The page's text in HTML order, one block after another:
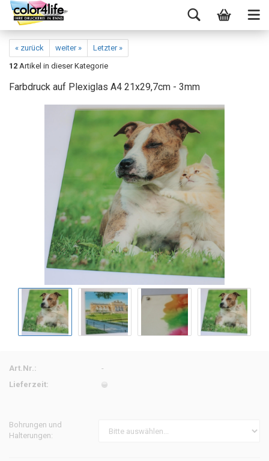
« zurück weiter »
Letzter »
12 Artikel in dieser Kategorie
Farbdruck auf Plexiglas A4 21x29,7cm - 3mm
Art.Nr.:
-
Lieferzeit:
Bohrungen und
Halterungen: